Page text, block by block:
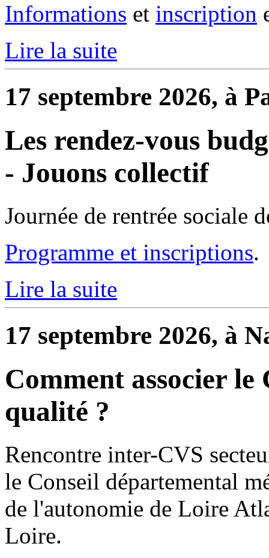
Informations et inscription
Lire la suite
17 septembre 2026, à
Les rendez-vous
- Jouons collectif
Journée de rentrée sociale
Programme et inscriptions.
Lire la suite
17 septembre 2026, à
Comment associer le
qualité ?
Rencontre inter-CVS
le Conseil départemental
de l'autonomie de Loire
Loire.